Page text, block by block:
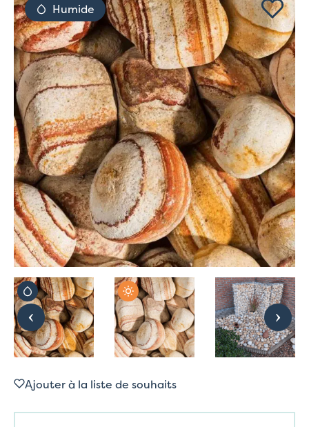
Humide
Ajouter à la liste de souhaits